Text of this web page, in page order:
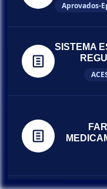
Aprovados-
SISTEMA